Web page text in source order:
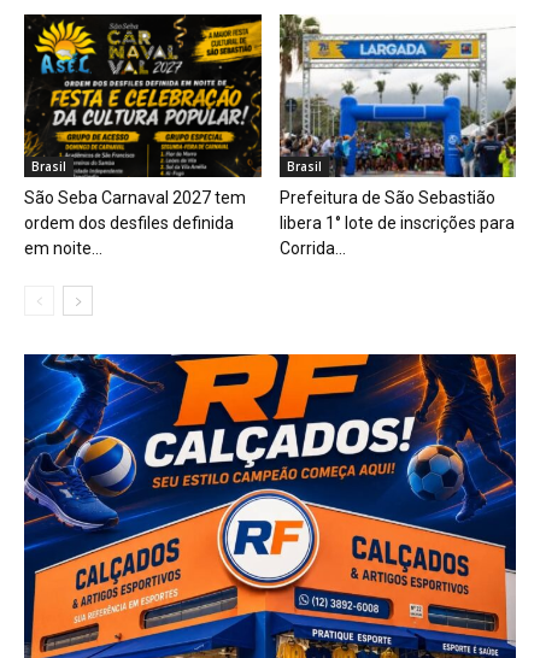
Brasil
São Seba Carnaval 2027 tem
ordem dos desfiles definida
em noite...
Brasil
Prefeitura de São Sebastião
libera 1° lote de inscrições para
Corrida...